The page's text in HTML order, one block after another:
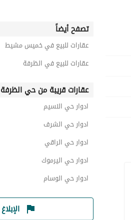
تصفح أيضاً
عقارات للبيع في خميس مشيط
عقارات للبيع في الظرفة
عقارات قريبة من حي الظرفة
ادوار حي النسيم
ادوار حي الشرف
ادوار حي الراقي
ادوار حي اليرموك
ادوار حي الوسام